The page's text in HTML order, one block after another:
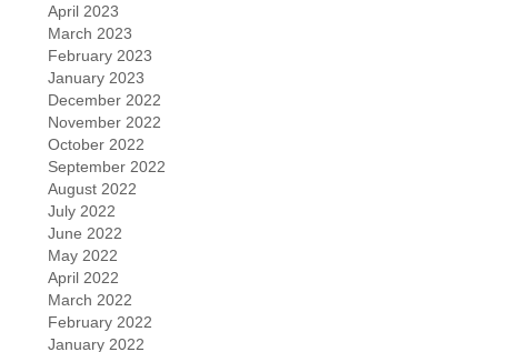
April 2023
March 2023
February 2023
January 2023
December 2022
November 2022
October 2022
September 2022
August 2022
July 2022
June 2022
May 2022
April 2022
March 2022
February 2022
January 2022